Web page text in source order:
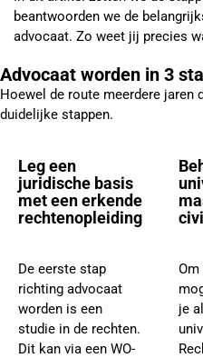
beantwoorden we de
advocaat. Zo weet jij precies
Advocaat worden in 3
Hoewel de route meerdere
duidelijke stappen.
Leg een
juridische basis
met een erkende
rechtenopleiding
De eerste stap
richting advocaat
worden is een
studie in de rechten.
Dit kan via een WO-
je